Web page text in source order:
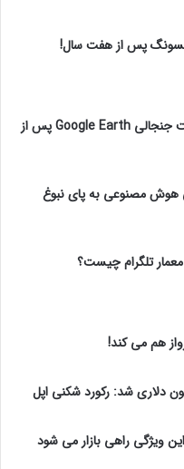
وجود ندارد، به جز همه
اند و می‌ خواستند وجود
دارد.”پس از هفت سال!
غیر فعال شد: قابلیت جنجالی Google Earth پس از
هوش مصنوعی به پای نبوغ
تلگرام چیست؟
هم می‌ کند!